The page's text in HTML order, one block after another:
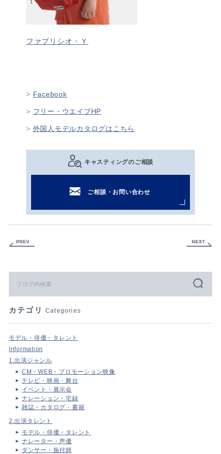
ファブリシオ・Ｙ
Facebook
フリー・ウエイブHP
外国人モデルカタログはこちら
キャスティングのご相談
ご相談・お問い合わせ
カテゴリ Categories
モデル・俳優・タレント
Information
1.出演ジャンル
CM・WEB・プロモーション映像
テレビ・映画・舞台
イベント・展示会
ナレーション・宅録
雑誌・カタログ・書籍
2.出演タレント
モデル・俳優・タレント
ナレーター・声優
ダンサー・振付師